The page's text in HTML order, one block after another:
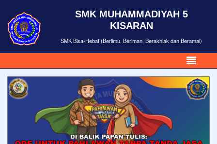
SMK MUHAMMADIYAH 5
KISARAN
SMK Bisa-Hebat (Berilmu, Beriman, Berakhlak dan Beramal)